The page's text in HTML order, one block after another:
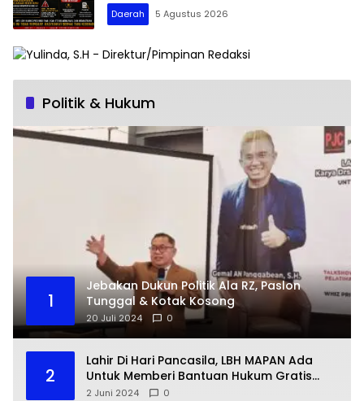
Daerah 5 Agustus 2026
Politik & Hukum
1
Jebakan Dukun Politik Ala RZ, Paslon
Tunggal & Kotak Kosong
20 Juli 2024 0
2
Lahir Di Hari Pancasila, LBH MAPAN Ada
Untuk Memberi Bantuan Hukum Gratis
Bagi Masyarakat Kurang Mampu
2 Juni 2024 0